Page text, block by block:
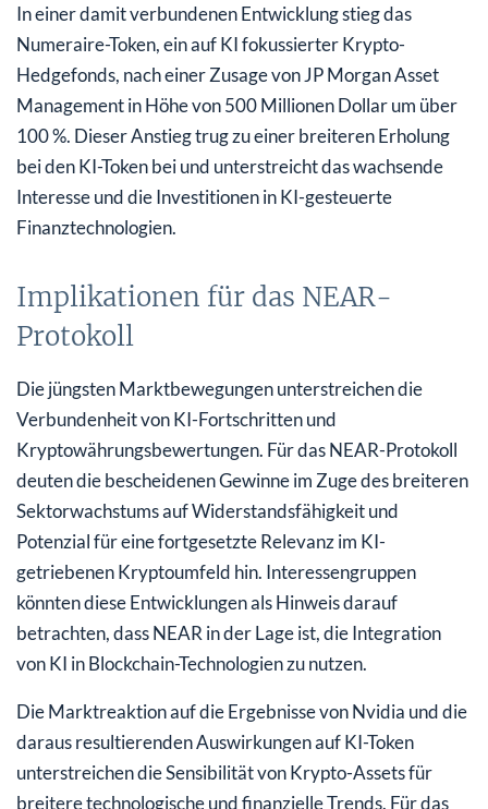
In einer damit verbundenen Entwicklung stieg das
Numeraire-Token, ein auf KI fokussierter Krypto-
Hedgefonds, nach einer Zusage von JP Morgan Asset
Management in Höhe von 500 Millionen Dollar um über
100 %. Dieser Anstieg trug zu einer breiteren Erholung
bei den KI-Token bei und unterstreicht das wachsende
Interesse und die Investitionen in KI-gesteuerte
Finanztechnologien.
Implikationen für das NEAR-
Protokoll
Die jüngsten Marktbewegungen unterstreichen die
Verbundenheit von KI-Fortschritten und
Kryptowährungsbewertungen. Für das NEAR-Protokoll
deuten die bescheidenen Gewinne im Zuge des breiteren
Sektorwachstums auf Widerstandsfähigkeit und
Potenzial für eine fortgesetzte Relevanz im KI-
getriebenen Kryptoumfeld hin. Interessengruppen
könnten diese Entwicklungen als Hinweis darauf
betrachten, dass NEAR in der Lage ist, die Integration
von KI in Blockchain-Technologien zu nutzen.
Die Marktreaktion auf die Ergebnisse von Nvidia und die
daraus resultierenden Auswirkungen auf KI-Token
unterstreichen die Sensibilität von Krypto-Assets für
breitere technologische und finanzielle Trends. Für das